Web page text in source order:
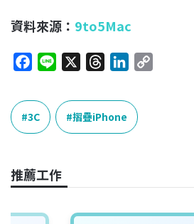
資料來源： 9to5Mac
c
e
b
o
k
n
e
r
e
a
n
e
n
k
3C 摺疊iPhone
推薦工作